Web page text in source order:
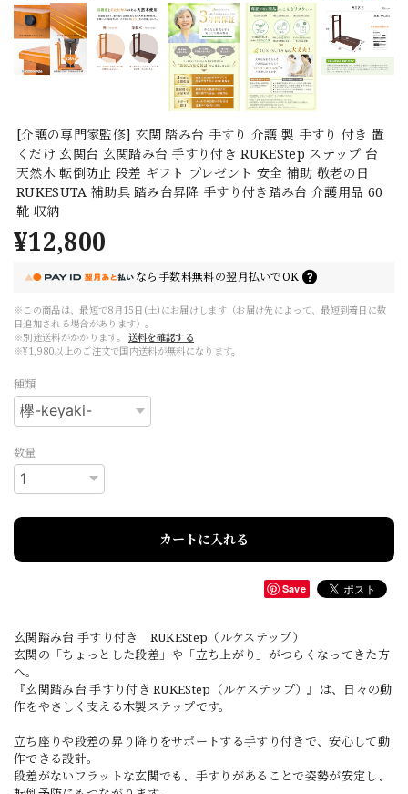
[介護の専門家監修] 玄関 踏み台 手すり 介護 製 手すり 付き 置
くだけ 玄関台 玄関踏み台 手すり付き RUKEStep ステップ 台
天然木 転倒防止 段差 ギフト プレゼント 安全 補助 敬老の日
RUKESUTA 補助具 踏み台昇降 手すり付き踏み台 介護用品 60
靴 収納
¥12,800
なら手数料無料の翌月払いでOK
※この商品は、最短で8月15日(土)にお届けします（お届け先によって、最短到着日に数
日追加される場合があります）。
※別途送料がかかります。
送料を確認する
※¥1,980以上のご注文で国内送料が無料になります。
種類
数量
カートに入れる
Save
玄関踏み台 手すり付き RUKEStep（ルケステップ）
玄関の「ちょっとした段差」や「立ち上がり」がつらくなってきた方
へ。
『玄関踏み台 手すり付き RUKEStep（ルケステップ）』は、日々の動
作をやさしく支える木製ステップです。
立ち座りや段差の昇り降りをサポートする手すり付きで、安心して動
作できる設計。
段差がないフラットな玄関でも、手すりがあることで姿勢が安定し、